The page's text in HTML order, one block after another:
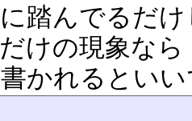
踏んでるだ
けの現象なら
かれるとい